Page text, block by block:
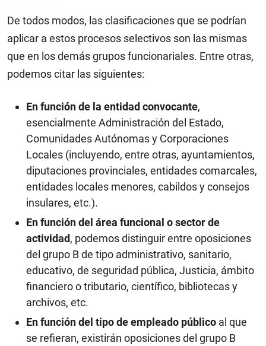
De todos modos, las clasificaciones que se podrían
aplicar a estos procesos selectivos son las mismas
que en los demás grupos funcionariales. Entre otras,
podemos citar las siguientes:
En función de la entidad convocante,
esencialmente Administración del Estado,
Comunidades Autónomas y Corporaciones
Locales (incluyendo, entre otras, ayuntamientos,
diputaciones provinciales, entidades comarcales,
entidades locales menores, cabildos y consejos
insulares, etc.).
En función del área funcional o sector de
actividad, podemos distinguir entre oposiciones
del grupo B de tipo administrativo, sanitario,
educativo, de seguridad pública, Justicia, ámbito
financiero o tributario, científico, bibliotecas y
archivos, etc.
En función del tipo de empleado público al que
se refieran, existirán oposiciones del grupo B